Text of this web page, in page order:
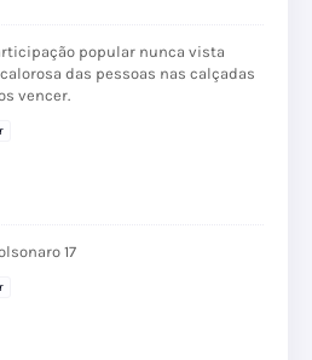
popular nunca vista
das pessoas nas calçadas
vencer.
17